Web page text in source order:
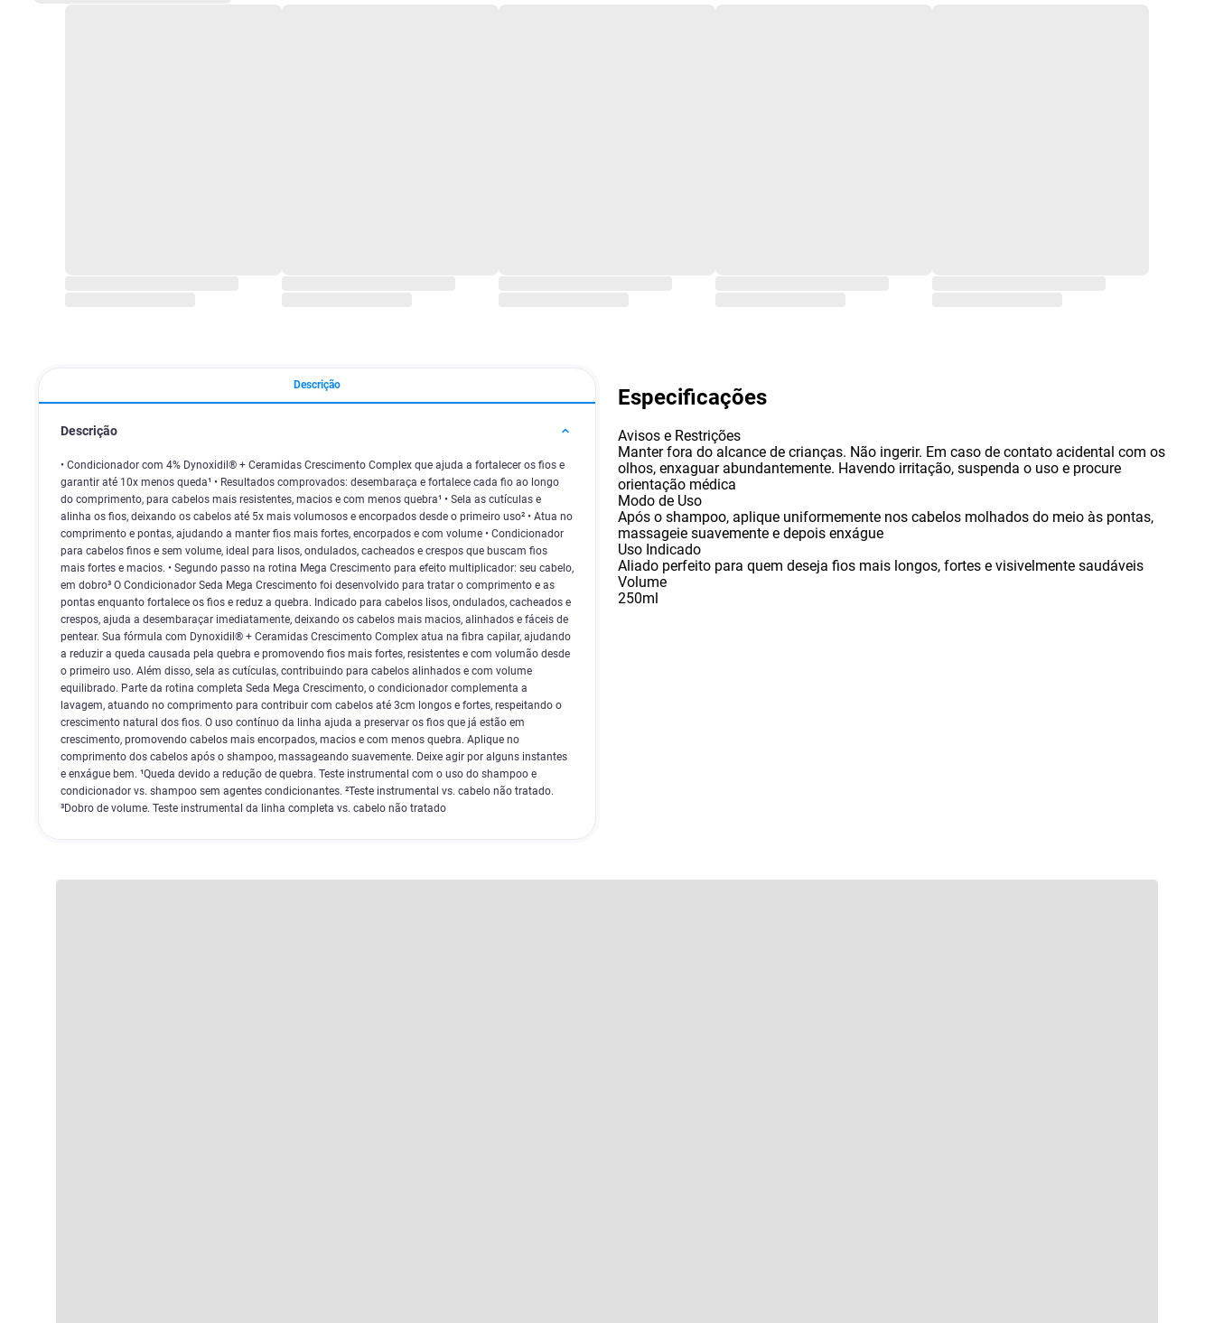
Descrição
Descrição
• Condicionador com 4% Dynoxidil® + Ceramidas Crescimento Complex que ajuda a fortalecer os fios e
garantir até 10x menos queda¹ • Resultados comprovados: desembaraça e fortalece cada fio ao longo
do comprimento, para cabelos mais resistentes, macios e com menos quebra¹ • Sela as cutículas e
alinha os fios, deixando os cabelos até 5x mais volumosos e encorpados desde o primeiro uso² • Atua no
comprimento e pontas, ajudando a manter fios mais fortes, encorpados e com volume • Condicionador
para cabelos finos e sem volume, ideal para lisos, ondulados, cacheados e crespos que buscam fios
mais fortes e macios. • Segundo passo na rotina Mega Crescimento para efeito multiplicador: seu cabelo,
em dobro³ O Condicionador Seda Mega Crescimento foi desenvolvido para tratar o comprimento e as
pontas enquanto fortalece os fios e reduz a quebra. Indicado para cabelos lisos, ondulados, cacheados e
crespos, ajuda a desembaraçar imediatamente, deixando os cabelos mais macios, alinhados e fáceis de
pentear. Sua fórmula com Dynoxidil® + Ceramidas Crescimento Complex atua na fibra capilar, ajudando
a reduzir a queda causada pela quebra e promovendo fios mais fortes, resistentes e com volumão desde
o primeiro uso. Além disso, sela as cutículas, contribuindo para cabelos alinhados e com volume
equilibrado. Parte da rotina completa Seda Mega Crescimento, o condicionador complementa a
lavagem, atuando no comprimento para contribuir com cabelos até 3cm longos e fortes, respeitando o
crescimento natural dos fios. O uso contínuo da linha ajuda a preservar os fios que já estão em
crescimento, promovendo cabelos mais encorpados, macios e com menos quebra. Aplique no
comprimento dos cabelos após o shampoo, massageando suavemente. Deixe agir por alguns instantes
e enxágue bem. ¹Queda devido a redução de quebra. Teste instrumental com o uso do shampoo e
condicionador vs. shampoo sem agentes condicionantes. ²Teste instrumental vs. cabelo não tratado.
³Dobro de volume. Teste instrumental da linha completa vs. cabelo não tratado
Especificações
Avisos e Restrições
Manter fora do alcance de crianças. Não ingerir. Em caso de contato acidental com os
olhos, enxaguar abundantemente. Havendo irritação, suspenda o uso e procure
orientação médica
Modo de Uso
Após o shampoo, aplique uniformemente nos cabelos molhados do meio às pontas,
massageie suavemente e depois enxágue
Uso Indicado
Aliado perfeito para quem deseja fios mais longos, fortes e visivelmente saudáveis
Volume
250ml